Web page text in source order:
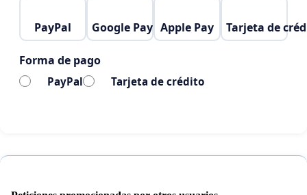
PayPal Google Pay Apple Pay Tarjeta de
Forma de pago
PayPal Tarjeta de crédito